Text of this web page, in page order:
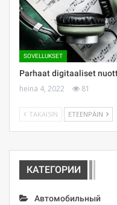
SOVELLUKSET
Parhaat digitaaliset
heinä 4, 2022 81
TAKAISIN ETEENPÄIN
КАТЕГОРИИ
Автомобильный